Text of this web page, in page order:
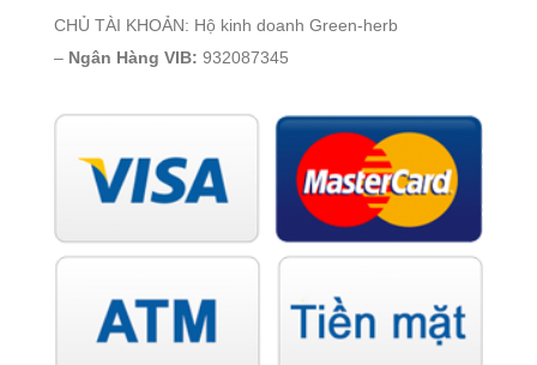
CHỦ TÀI KHOẢN: Hộ kinh doanh Green-herb
– Ngân Hàng VIB: 932087345